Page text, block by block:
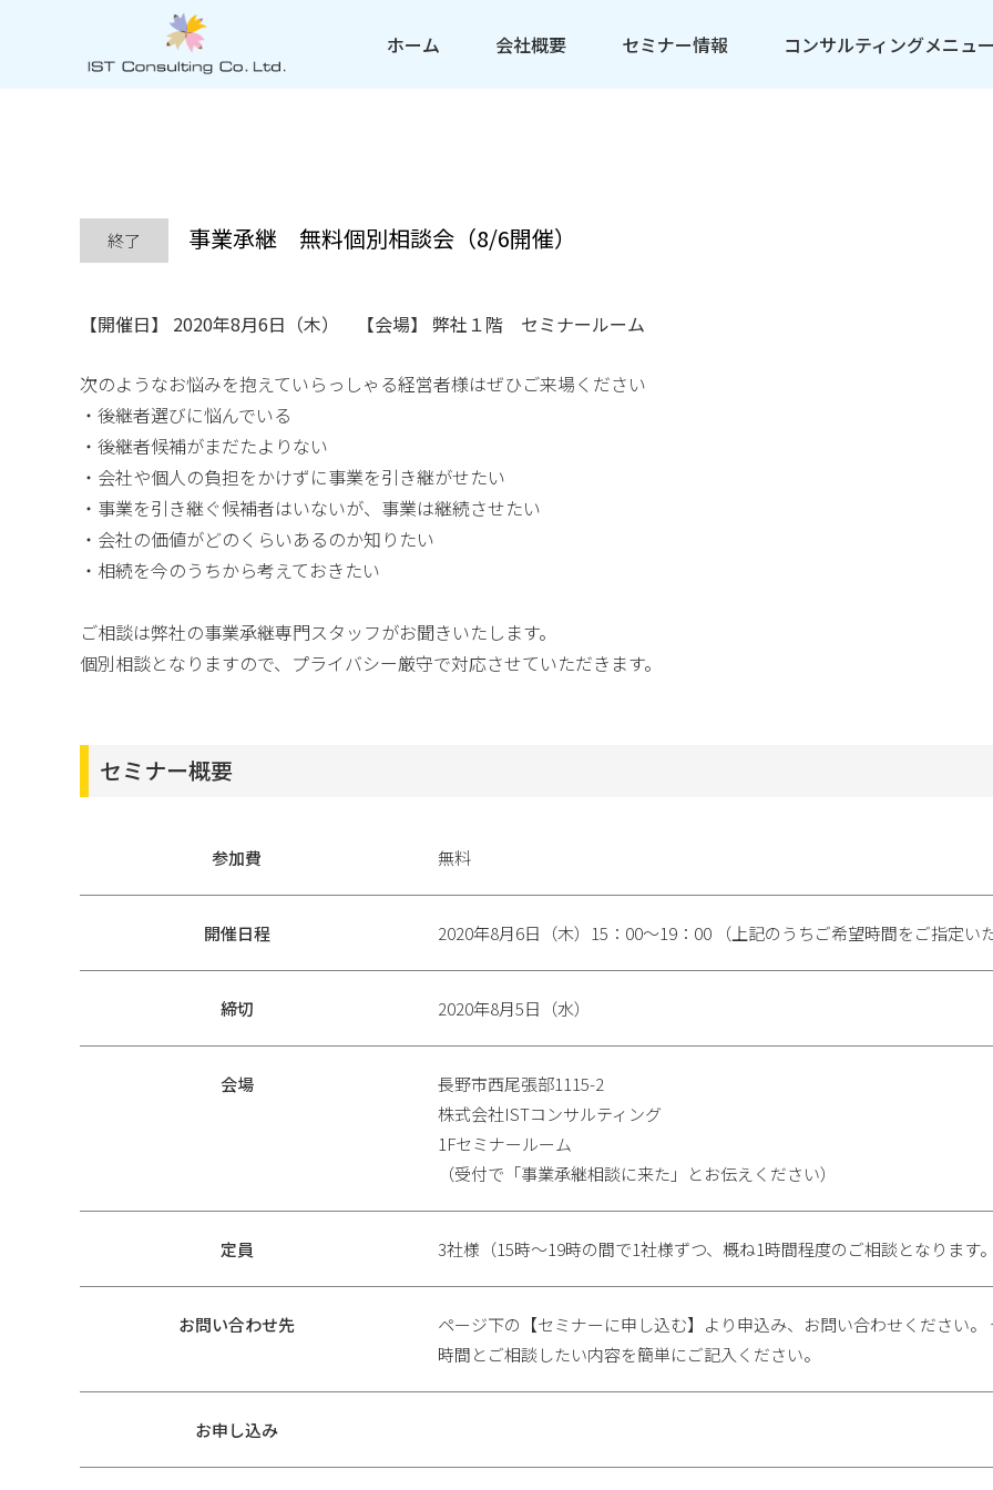
ホーム 会社概要 セミナー情報 コンサルティングメニュ
終了 事業承継 無料個別相談会（8/6開催）
【開催日】 2020年8月6日（木） 【会場】 弊社１階 セミナールーム
次のようなお悩みを抱えていらっしゃる経営者様はぜひご来場ください
・後継者選びに悩んでいる
・後継者候補がまだたよりない
・会社や個人の負担をかけずに事業を引き継がせたい
・事業を引き継ぐ候補者はいないが、事業は継続させたい
・会社の価値がどのくらいあるのか知りたい
・相続を今のうちから考えておきたい
ご相談は弊社の事業承継専門スタッフがお聞きいたします。
個別相談となりますので、プライバシー厳守で対応させていただきます。
セミナー概要
参加費 無料
開催日程 2020年8月6日（木）15：00～19：00 （上記のうちご希望時間をご指定
締切 2020年8月5日（水）
会場
長野市西尾張部1115-2
株式会社ISTコンサルティング
1Fセミナールーム
（受付で「事業承継相談に来た」とお伝えください）
定員 3社様（15時～19時の間で1社様ずつ、概ね1時間程度のご相談となります
お問い合わせ先
ページ下の【セミナーに申し込む】より申込み、お問い合わせください
時間とご相談したい内容を簡単にご記入ください。
お申し込み